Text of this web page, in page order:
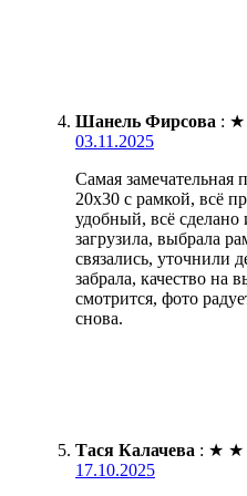
Шанель Фирсова : ★
03.11.2025
Самая замечательная
20х30 с рамкой, всё
удобный, всё
загрузила, выбрала
связались, уточнили
забрала, качество на
смотрится, фото
снова.
Тася Калачева : ★ ★
17.10.2025